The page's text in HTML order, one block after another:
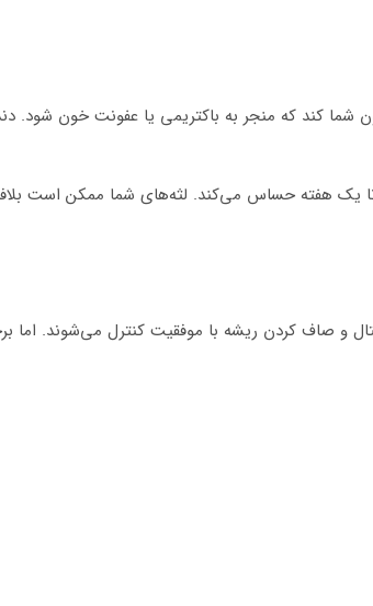
کند که منجر به باکتریمی ‌یا عفونت خون شود.
تا یک هفته حساس می‌کند. لثه‌های شما ممکن است
و صاف کردن ریشه با موفقیت کنترل می‌شوند.